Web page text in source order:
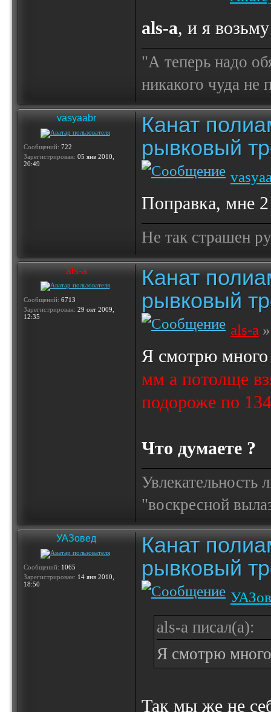
als-a, и я
"А теперь надо
никакого чуда
vasyaabr
Сообщений: 722
Зарегистрирован: 05 янв 2010,
20:49
Канат
рывковый
Поправка, мне
Не так страшен
als-a
Сообщений: 6713
Зарегистрирован: 29 окт 2009,
12:35
Канат
рывковый
als-a
Я смотрю
мм а потолще
подороже по
Что думаете ?
Увлекательность
"воскресной
УАЗовед
Сообщений: 1065
Зарегистрирован: 14 янв 2010,
18:50
Канат
рывковый
als-a писал(а):
Я смотрю
Так мы же не